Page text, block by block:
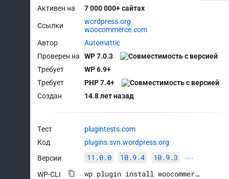
Активен на 7 000 000+ сайтах
Ссылки
wordpress.org
woocommerce.com
Автор
Automattic
Проверен на
WP 7.0.3
Требует
WP 6.9+
Требует
PHP 7.4+
Создан
14.8 лет назад
Тест
plugintests.com
Код
plugins.svn.wordpress.org
Версии
11.0.0 10.9.4 10.9.3 ····
WP-CLI wp plugin install woocommerce --activate